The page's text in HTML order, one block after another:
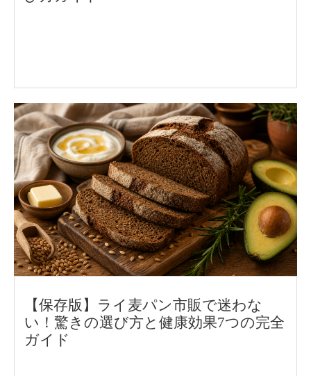
【保存版】ライ麦パン市販で迷わな
い！驚きの選び方と健康効果7つの完全
ガイド